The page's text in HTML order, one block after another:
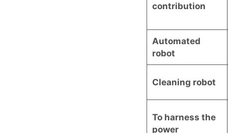
contribution
Automated
robot
Cleaning robot
To harness the
power